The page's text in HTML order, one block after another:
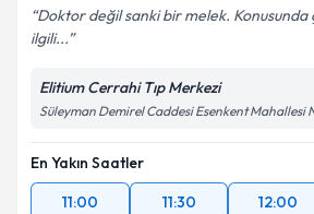
Doktor değil sanki bir melek. Konusunda
ilgili...
Elitium Cerrahi Tıp Merkezi
Süleyman Demirel Caddesi Esenkent Mahallesi
En Yakın Saatler
11:00
11:30 12:00